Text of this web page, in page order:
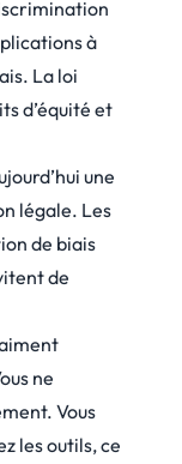
à
La loi
d’équité et
une
légale. Les
de biais
de
ne
Vous
les outils, ce